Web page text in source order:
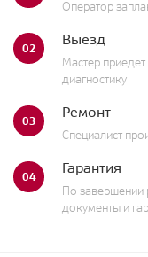
Оператор
02 Выезд
Мастер
диагностику
03 Ремонт
Специалист
04 Гарантия
По завершении
документы и